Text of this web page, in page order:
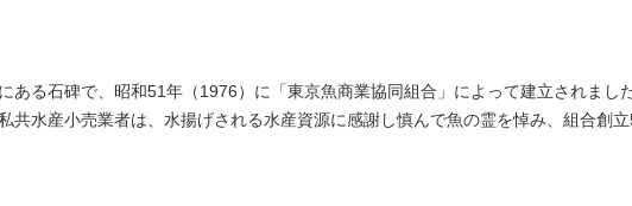
ある石碑で、昭和51年（1976）に「東京魚商業協同組合」によって建立されまし
共水産小売業者は、水揚げされる水産資源に感謝し慎んで魚の霊を悼み、組合創立